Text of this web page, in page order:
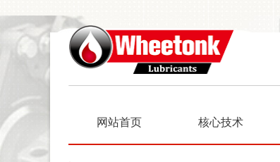
网站首页 核心技术